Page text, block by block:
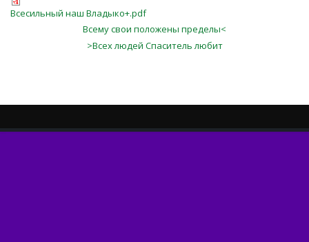
Всесильный наш Владыко+.pdf
Всему свои положены пределы<
>Всех людей Спаситель любит